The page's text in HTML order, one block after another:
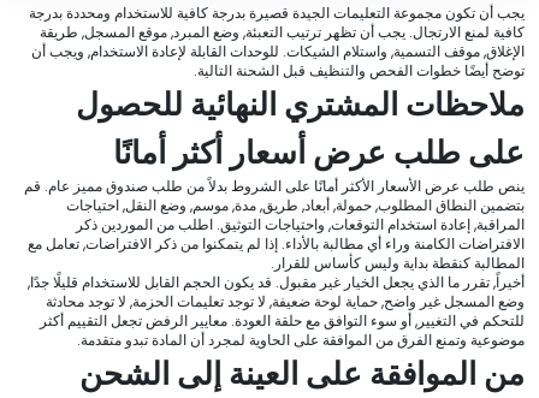
يجب أن تكون مجموعة التعليمات الجيدة قصيرة بدرجة كافية للاستخدام ومحددة بدرجة
كافية لمنع الارتجال. يجب أن تظهر ترتيب التعبئة, وضع المبرد, موقع المسجل, طريقة
الإغلاق, موقف التسمية, واستلام الشيكات. للوحدات القابلة لإعادة الاستخدام, ويجب أن
توضح أيضًا خطوات الفحص والتنظيف قبل الشحنة التالية.
ملاحظات المشتري النهائية للحصول
على طلب عرض أسعار أكثر أمانًا
ينص طلب عرض الأسعار الأكثر أمانًا على الشروط بدلاً من طلب صندوق مميز عام. قم
بتضمين النطاق المطلوب, حمولة, أبعاد, طريق, مدة, موسم, وضع النقل, احتياجات
المراقبة, إعادة استخدام التوقعات, واحتياجات التوثيق. اطلب من الموردين ذكر
الافتراضات الكامنة وراء أي مطالبة بالأداء. إذا لم يتمكنوا من ذكر الافتراضات, تعامل مع
المطالبة كنقطة بداية وليس كأساس للقرار.
أخيراً, تقرر ما الذي يجعل الخيار غير مقبول. قد يكون الحجم القابل للاستخدام قليلًا جدًا,
وضع المسجل غير واضح, حماية لوحة ضعيفة, لا توجد تعليمات الحزمة, لا توجد محادثة
للتحكم في التغيير, أو سوء التوافق مع حلقة العودة. معايير الرفض تجعل التقييم أكثر
موضوعية وتمنع الفرق من الموافقة على الحاوية لمجرد أن المادة تبدو متقدمة.
من الموافقة على العينة إلى الشحن